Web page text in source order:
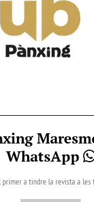
WhatsApp
primer a tindre la revista a les